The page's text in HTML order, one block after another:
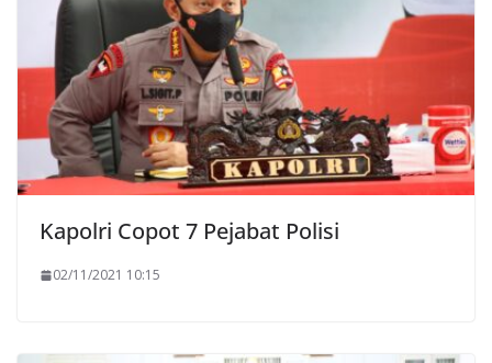
Kapolri Copot 7 Pejabat Polisi
02/11/2021 10:15